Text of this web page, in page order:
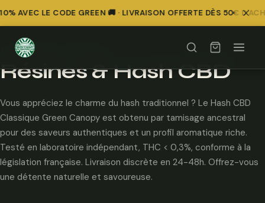
AVEC LE CODE GREEN 🚚 · LIVRAISON OFFERTE DÈS 50€
Accueil/Résines & Hash CBD
Résines & Hash CBD
Vous appréciez le charme du hash traditionnel ? Le Hash CBD
Classique Green Canopy est obtenu par tamisage ancestral
pour des saveurs authentiques et un profil aromatique riche.
Testé en laboratoire indépendant, THC < 0,3%, conforme à la
législation française. Livraison discrète en 24-48h. Offrez-vous
une détente naturelle et savoureuse.
Comparer
Comparer
Comparer
Comparer
Comparer
Comparer
Comparer
Comparer
Comparer
Comparer
Comparer
Comparer